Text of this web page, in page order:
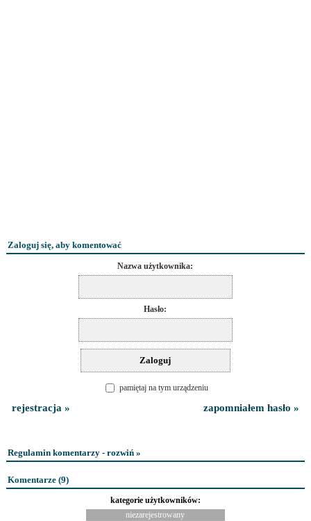
Zaloguj się, aby komentować
Nazwa użytkownika:
Hasło:
pamiętaj na tym urządzeniu
rejestracja » zapomniałem hasło »
Regulamin komentarzy - rozwiń »
Komentarze (9)
kategorie użytkowników:
niezarejestrowany